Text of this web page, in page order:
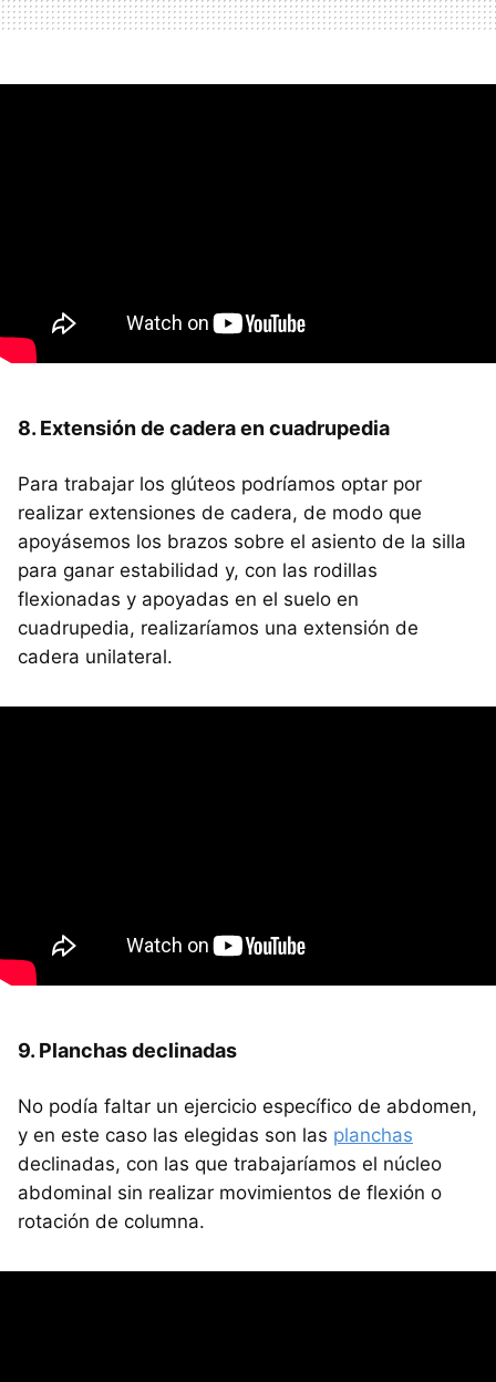
8. Extensión de cadera en cuadrupedia
Para trabajar los glúteos podríamos optar por
realizar extensiones de cadera, de modo que
apoyásemos los brazos sobre el asiento de la silla
para ganar estabilidad y, con las rodillas
flexionadas y apoyadas en el suelo en
cuadrupedia, realizaríamos una extensión de
cadera unilateral.
9. Planchas declinadas
No podía faltar un ejercicio específico de abdomen,
y en este caso las elegidas son las planchas
declinadas, con las que trabajaríamos el núcleo
abdominal sin realizar movimientos de flexión o
rotación de columna.